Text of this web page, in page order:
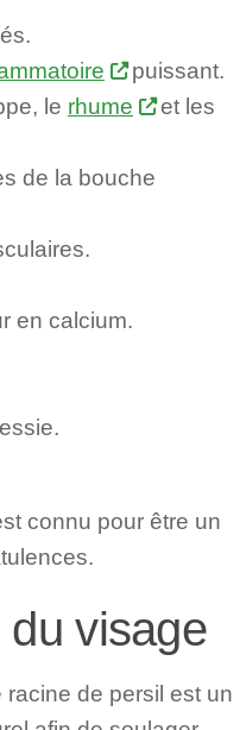
puissant.
le rhume
et les
de la bouche
en calcium.
connu pour être un
visage
racine de persil est un